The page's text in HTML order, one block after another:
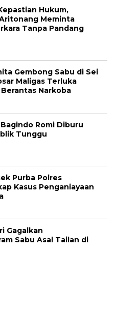
Hukum,
Meminta
Tanpa Pandang
Gembong Sabu di Sei
Maligas Terluka
Narkoba
Romi Diburu
Tunggu
Purba Polres
Kasus Penganiayaan
Gagalkan
Sabu Asal Tailan di